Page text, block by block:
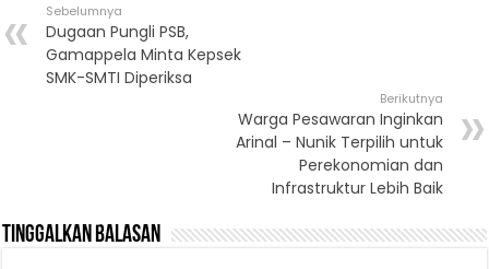
Sebelumnya
Dugaan Pungli PSB,
Gamappela Minta Kepsek
SMK-SMTI Diperiksa
Berikutnya
Warga Pesawaran Inginkan
Arinal – Nunik Terpilih untuk
Perekonomian dan
Infrastruktur Lebih Baik
Tinggalkan Balasan